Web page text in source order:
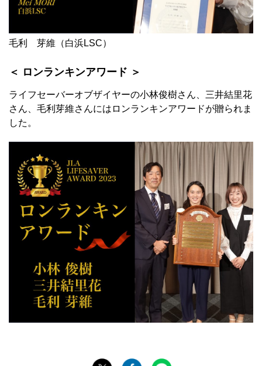
毛利 芽維（白浜LSC）
＜ ロンランキンアワード ＞
ライフセーバーオブザイヤーの小林俊樹さん、三井結里花
さん、毛利芽維さんにはロンランキンアワードが贈られま
した。